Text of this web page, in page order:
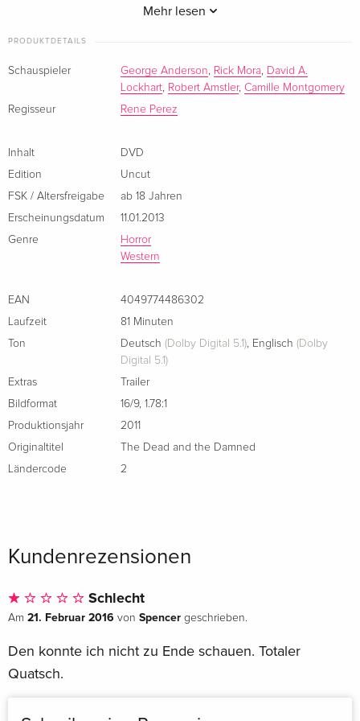
Mehr lesen
eingeschlagen sein muss. Doch der Fund ist gefährlich...
PRODUKTDETAILS
Schauspieler George Anderson, Rick Mora, David A.
Lockhart, Robert Amstler, Camille Montgomery
Regisseur
Rene Perez
Inhalt
DVD
Edition
Uncut
FSK / Altersfreigabe
ab 18 Jahren
Erscheinungsdatum
11.01.2013
Genre
Horror
Western
EAN
4049774486302
Laufzeit
81 Minuten
Ton
Deutsch (Dolby Digital 5.1), Englisch (Dolby
Digital 5.1)
Extras
Trailer
Bildformat
16/9, 1.78:1
Produktionsjahr
2011
Originaltitel
The Dead and the Damned
Ländercode
2
Kundenrezensionen
Schlecht
Am 21. Februar 2016 von Spencer geschrieben.
Den konnte ich nicht zu Ende schauen. Totaler
Quatsch.